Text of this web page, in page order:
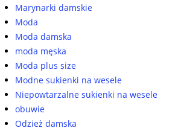
Marynarki damskie
Moda
Moda damska
moda męska
Moda plus size
Modne sukienki na wesele
Niepowtarzalne sukienki na wesele
obuwie
Odzież damska